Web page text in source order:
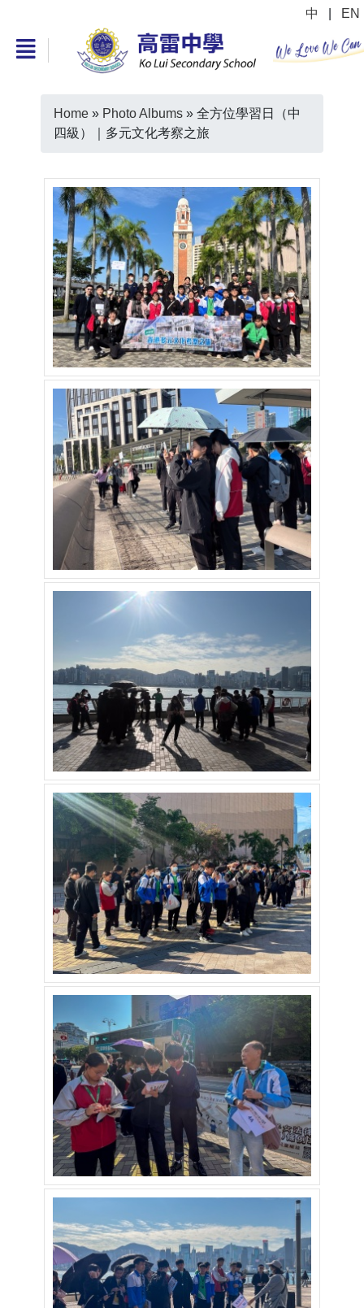
中 EN
Home » Photo Albums » 全方位學習日（中
四級）｜多元文化考察之旅